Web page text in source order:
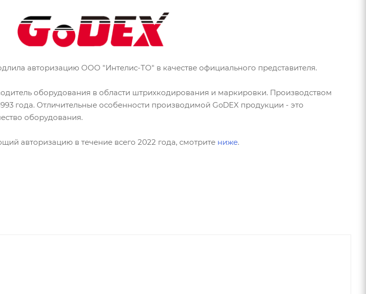
авторизацию ООО "Интелис-ТО" в качестве официального представителя.
оборудования в области штрихкодирования и маркировки. Производством
года. Отличительные особенности производимой GoDEX продукции - это
оборудования.
авторизацию в течение всего 2022 года, смотрите ниже.